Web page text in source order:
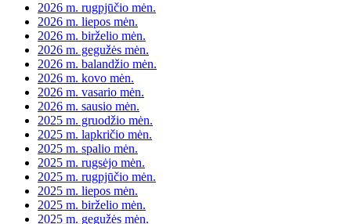
2026 m. rugpjūčio mėn.
2026 m. liepos mėn.
2026 m. birželio mėn.
2026 m. gegužės mėn.
2026 m. balandžio mėn.
2026 m. kovo mėn.
2026 m. vasario mėn.
2026 m. sausio mėn.
2025 m. gruodžio mėn.
2025 m. lapkričio mėn.
2025 m. spalio mėn.
2025 m. rugsėjo mėn.
2025 m. rugpjūčio mėn.
2025 m. liepos mėn.
2025 m. birželio mėn.
2025 m. gegužės mėn.